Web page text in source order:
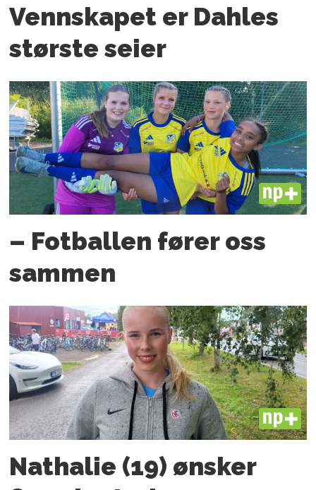
Vennskapet er Dahles
største seier
PLUS
– Fotballen fører oss
sammen
PLUS
Nathalie (19) ønsker